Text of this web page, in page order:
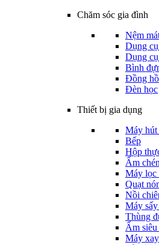
Chăm sóc gia đình
Nệm
Dụng
Dụng cụ
Bình
Đồng
Đèn học
Thiết bị gia dụng
Máy hút
Bếp
Hộp
Ấm chén
Máy lọc
Quạt
Nồi
Máy
Thùng
Ấm siêu
Máy xay